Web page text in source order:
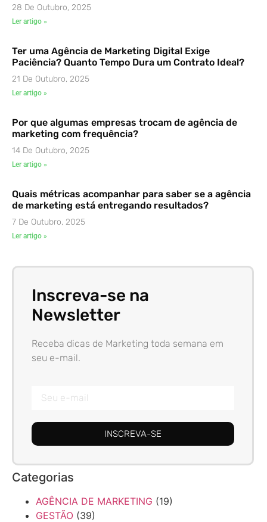
28 De Outubro, 2025
Ler artigo »
Ter uma Agência de Marketing Digital Exige
Paciência? Quanto Tempo Dura um Contrato Ideal?
21 De Outubro, 2025
Ler artigo »
Por que algumas empresas trocam de agência de
marketing com frequência?
14 De Outubro, 2025
Ler artigo »
Quais métricas acompanhar para saber se a agência
de marketing está entregando resultados?
7 De Outubro, 2025
Ler artigo »
Inscreva-se na
Newsletter
Receba dicas de Marketing toda semana em
seu e-mail.
INSCREVA-SE
Categorias
AGÊNCIA DE MARKETING (19)
GESTÃO (39)